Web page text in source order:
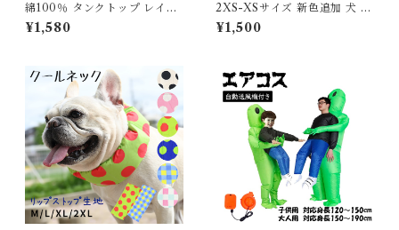
綿100％ タンクトップ レイヤ
ード インナー レディース 重ね
着 レイヤードインナー ノース
ス 体型カバー お尻隠し ゆった
り 着痩せ 春 夏 ホワイト ブラ
ック グレー J-25043 スイモ
ク【水沐良品】
¥1,580
2XS-XSサイズ 新色追加 犬 ラ
イフジャケット 犬用 ドッグ ペ
ット 安全 安心 超小型犬 小型
P サップ救命胴衣 KM514G
¥1,500